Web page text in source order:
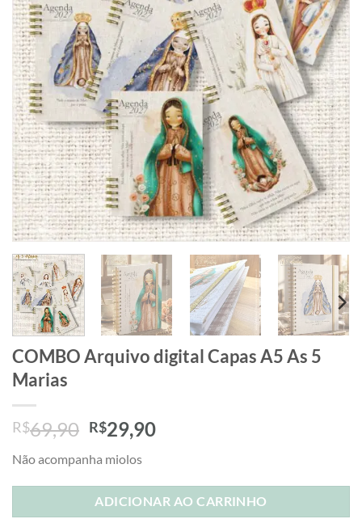
COMBO Arquivo digital Capas A5 As 5
Marias
R$69,90 O
preço
original
era:
R$69,90.
R$29,90O
é:
R$29,90.
Não acompanha miolos
ADICIONAR AO CARRINHO